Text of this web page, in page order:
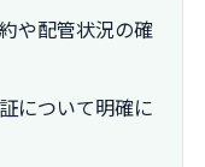
や配管状況の確
について明確に